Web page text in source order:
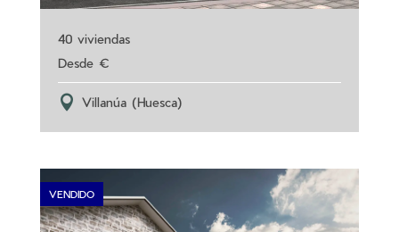
40 viviendas
Villanúa (Huesca)
VENDIDO